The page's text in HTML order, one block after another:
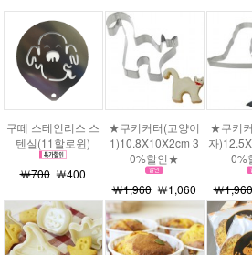
구떼 스테인리스 스
텐실(11할로윈)
￦700￦400
★쿠키커터(고양이
1)10.8X10X2cm 3
0%할인★
￦1,960￦1,060
★쿠키
자
0%
￦1,960